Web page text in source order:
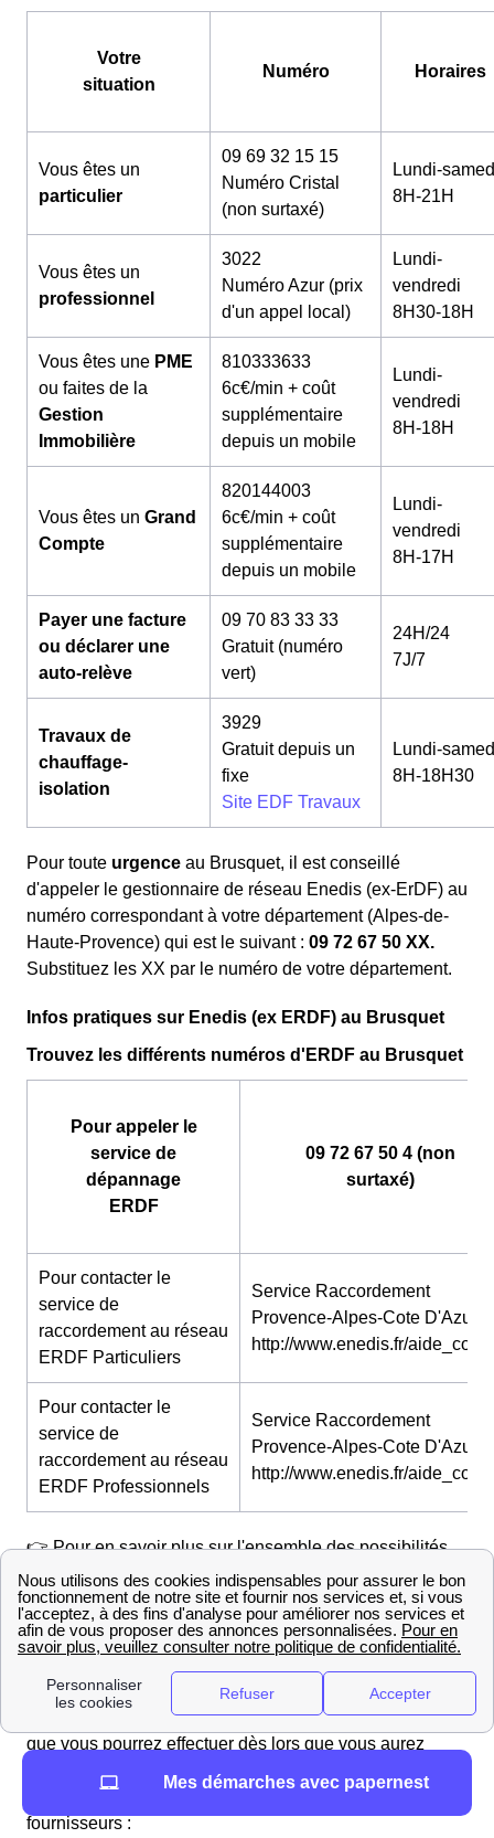
Votre
situation
Numéro Horaires
Vous êtes un
particulier
09 69 32 15 15
Numéro Cristal
(non surtaxé)
Lundi-
8H-21H
Vous êtes un
professionnel
3022
Numéro Azur (prix
d'un appel local)
Lundi-
vendredi
8H30-18H
Vous êtes une PME
ou faites de la
Gestion
Immobilière
810333633
6c€/min + coût
supplémentaire
depuis un mobile
Lundi-
vendredi
8H-18H
Vous êtes un Grand
Compte
820144003
6c€/min + coût
supplémentaire
depuis un mobile
Lundi-
vendredi
8H-17H
Payer une facture
ou déclarer une
auto-relève
09 70 83 33 33
Gratuit (numéro
vert)
24H/24
7J/7
Travaux de
chauffage-
isolation
3929
Gratuit depuis un
fixe
Site EDF Travaux
Lundi-
8H-18H30
Pour toute urgence au Brusquet, il est conseillé
d'appeler le gestionnaire de réseau Enedis (ex-ErDF) au
numéro correspondant à votre département (Alpes-de-
Haute-Provence) qui est le suivant : 09 72 67 50 XX.
Substituez les XX par le numéro de votre département.
Infos pratiques sur Enedis (ex ERDF) au Brusquet
Trouvez les différents numéros d'ERDF au Brusquet
Pour appeler le
service de
dépannage
ERDF
09 72 67 50 4 (non
surtaxé)
Pour contacter le
service de
raccordement au réseau
ERDF Particuliers
Service Raccordement
Provence-Alpes-Cote D'Azur :
http://www.enedis.fr/
Pour contacter le
service de
raccordement au réseau
ERDF Professionnels
Service Raccordement
Provence-Alpes-Cote D'Azur :
http://www.enedis.fr/
👉 Pour en savoir plus sur l'ensemble des possibilités
disponibles pour joindre ErDF prenez le temps de
regarder notre article sur le contact d'ErDF.
Frais et délais de l'ouverture du compteur électrique
au Brusquet
Les Brusquetais devront se tourner vers le
distributeur
(ex-ERDF) pour l'ouverture de leur compteur,
que vous pourrez effectuer dès lors que vous aurez
souscrit une offre d'électricité
cette prestation au Brusquet sont propres à tous les
fournisseurs :
Mes démarches avec papernest